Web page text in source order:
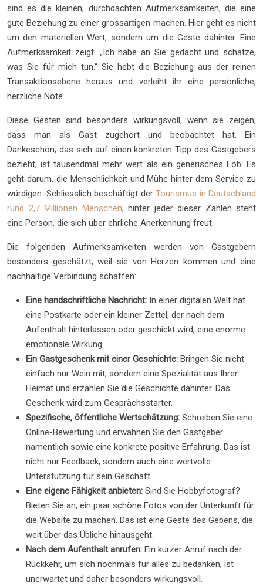
sind es die kleinen, durchdachten Aufmerksamkeiten, die eine
gute Beziehung zu einer grossartigen machen. Hier geht es nicht
um den materiellen Wert, sondern um die Geste dahinter. Eine
Aufmerksamkeit zeigt: „Ich habe an Sie gedacht und schätze,
was Sie für mich tun.“ Sie hebt die Beziehung aus der reinen
Transaktionsebene heraus und verleiht ihr eine persönliche,
herzliche Note.
Diese Gesten sind besonders wirkungsvoll, wenn sie zeigen,
dass man als Gast zugehört und beobachtet hat. Ein
Dankeschön, das sich auf einen konkreten Tipp des Gastgebers
bezieht, ist tausendmal mehr wert als ein generisches Lob. Es
geht darum, die Menschlichkeit und Mühe hinter dem Service zu
würdigen. Schliesslich beschäftigt der Tourismus in Deutschland
rund 2,7 Millionen Menschen; hinter jeder dieser Zahlen steht
eine Person, die sich über ehrliche Anerkennung freut.
Die folgenden Aufmerksamkeiten werden von Gastgebern
besonders geschätzt, weil sie von Herzen kommen und eine
nachhaltige Verbindung schaffen:
Eine handschriftliche Nachricht: In einer digitalen Welt hat
eine Postkarte oder ein kleiner Zettel, der nach dem
Aufenthalt hinterlassen oder geschickt wird, eine enorme
emotionale Wirkung.
Ein Gastgeschenk mit einer Geschichte: Bringen Sie nicht
einfach nur Wein mit, sondern eine Spezialität aus Ihrer
Heimat und erzählen Sie die Geschichte dahinter. Das
Geschenk wird zum Gesprächsstarter.
Spezifische, öffentliche Wertschätzung: Schreiben Sie eine
Online-Bewertung und erwähnen Sie den Gastgeber
namentlich sowie eine konkrete positive Erfahrung. Das ist
nicht nur Feedback, sondern auch eine wertvolle
Unterstützung für sein Geschäft.
Eine eigene Fähigkeit anbieten: Sind Sie Hobbyfotograf?
Bieten Sie an, ein paar schöne Fotos von der Unterkunft für
die Website zu machen. Das ist eine Geste des Gebens, die
weit über das Übliche hinausgeht.
Nach dem Aufenthalt anrufen: Ein kurzer Anruf nach der
Rückkehr, um sich nochmals für alles zu bedanken, ist
unerwartet und daher besonders wirkungsvoll.